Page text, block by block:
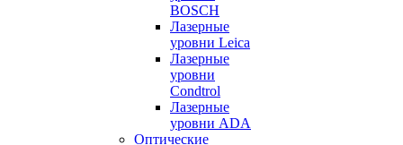
BOSCH
Лазерные
уровни Leica
Лазерные
уровни
Condtrol
Лазерные
уровни ADA
Оптические